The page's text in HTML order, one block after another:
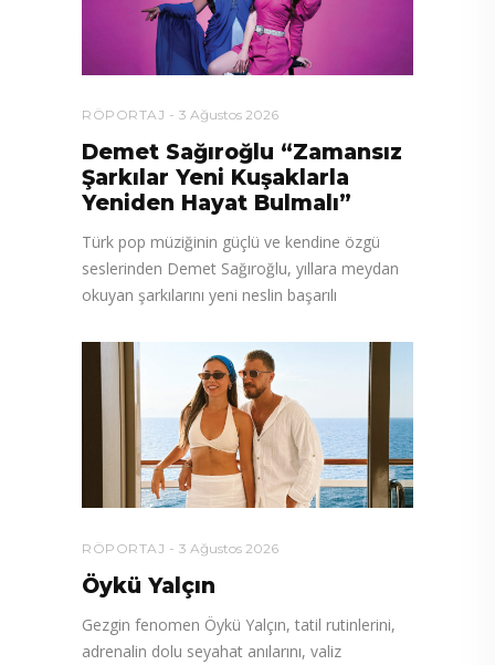
RÖPORTAJ 3 Ağustos 2026
Demet Sağıroğlu “Zamansız
Şarkılar Yeni Kuşaklarla
Yeniden Hayat Bulmalı”
Türk pop müziğinin güçlü ve kendine özgü
seslerinden Demet Sağıroğlu, yıllara meydan
okuyan şarkılarını yeni neslin başarılı
RÖPORTAJ 3 Ağustos 2026
Öykü Yalçın
Gezgin fenomen Öykü Yalçın, tatil rutinlerini,
adrenalin dolu seyahat anılarını, valiz